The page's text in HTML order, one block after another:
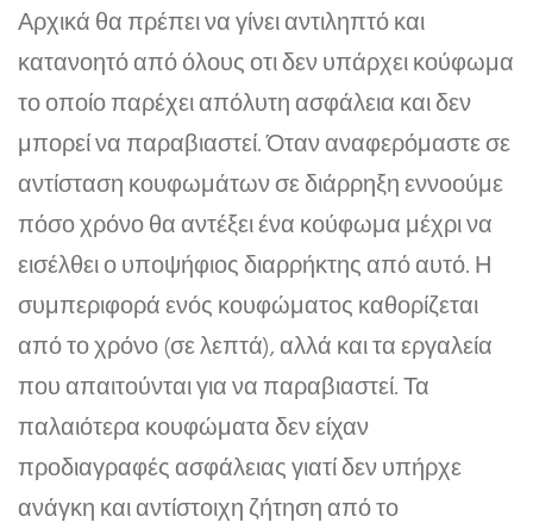
Αρχικά θα πρέπει να γίνει αντιληπτό και
κατανοητό από όλους οτι δεν υπάρχει κούφωμα
το οποίο παρέχει απόλυτη ασφάλεια και δεν
μπορεί να παραβιαστεί. Όταν αναφερόμαστε σε
αντίσταση κουφωμάτων σε διάρρηξη εννοούμε
πόσο χρόνο θα αντέξει ένα κούφωμα μέχρι να
εισέλθει ο υποψήφιος διαρρήκτης από αυτό. Η
συμπεριφορά ενός κουφώματος καθορίζεται
από το χρόνο (σε λεπτά), αλλά και τα εργαλεία
που απαιτούνται για να παραβιαστεί. Τα
παλαιότερα κουφώματα δεν είχαν
προδιαγραφές ασφάλειας γιατί δεν υπήρχε
ανάγκη και αντίστοιχη ζήτηση από το